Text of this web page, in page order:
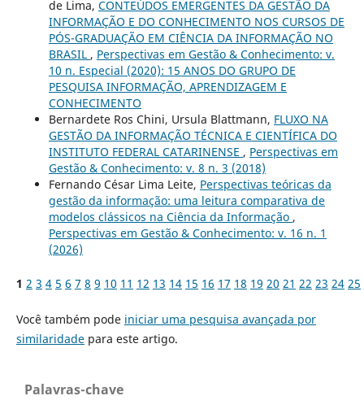
de Lima, CONTEÚDOS EMERGENTES DA GESTÃO DA
INFORMAÇÃO E DO CONHECIMENTO NOS CURSOS DE
PÓS-GRADUAÇÃO EM CIÊNCIA DA INFORMAÇÃO NO
BRASIL , Perspectivas em Gestão & Conhecimento: v.
10 n. Especial (2020): 15 ANOS DO GRUPO DE
PESQUISA INFORMAÇÃO, APRENDIZAGEM E
CONHECIMENTO
Bernardete Ros Chini, Ursula Blattmann, FLUXO NA
GESTÃO DA INFORMAÇÃO TÉCNICA E CIENTÍFICA DO
INSTITUTO FEDERAL CATARINENSE , Perspectivas em
Gestão & Conhecimento: v. 8 n. 3 (2018)
Fernando César Lima Leite, Perspectivas teóricas da
gestão da informação: uma leitura comparativa de
modelos clássicos na Ciência da Informação ,
Perspectivas em Gestão & Conhecimento: v. 16 n. 1
(2026)
1 2 3 4 5 6 7 8 9 10 11 12 13 14 15 16 17 18 19 20 21 22 23 24 25
Você também pode iniciar uma pesquisa avançada por
similaridadepara este artigo.
Palavras-chave